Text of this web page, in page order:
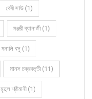
বেবী সাউ (1)
মঞ্জরী ব্যানার্জী (1)
মনালি বসু (1)
মানস চক্রবর্ত্তী (11)
মৃদুল শ্রীমানী (1)